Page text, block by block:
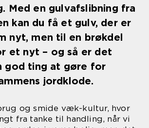
Med en gulvafslibning fra
kan du få et gulv, der er
nyt, men til en brøkdel
et nyt – og så er det
god ting at gøre for
jordklode.
og smide væk-kultur, hvor
fra tanke til handling, når vi